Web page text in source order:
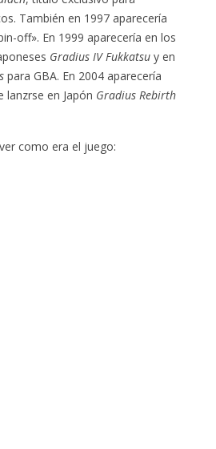
También en 1997 aparecería
off». En 1999 aparecería en los
Gradius IV Fukkatsu y en
para GBA. En 2004 aparecería
lanzrse en Japón Gradius Rebirth
como era el juego: